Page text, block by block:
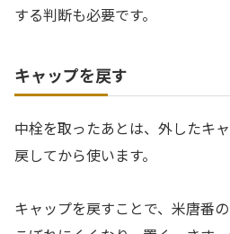
する判断も必要です。
キャップを戻す
中栓を取ったあとは、外したキ
戻してから使います。
キャップを戻すことで、米唐番